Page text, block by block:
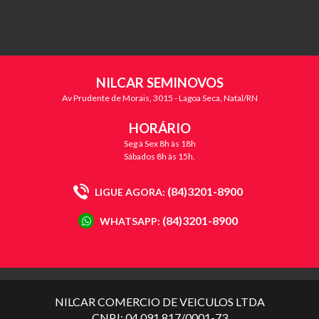
NILCAR SEMINOVOS
Av Prudente de Morais, 3015 - Lagoa Seca, Natal/RN
HORÁRIO
Seg à Sex 8h às 18h
Sábados 8h às 15h.
LIGUE AGORA: (84)3201-8900
WHATSAPP: (84)3201-8900
NILCAR COMERCIO DE VEICULOS LTDA